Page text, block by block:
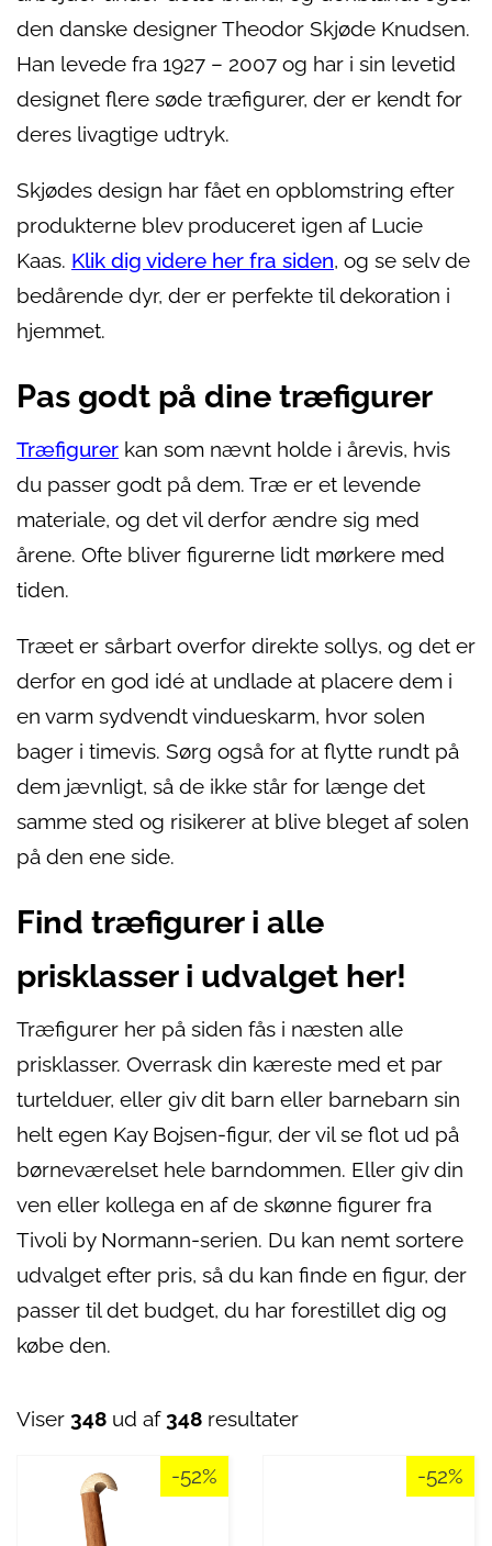
den danske designer Theodor Skjøde Knudsen.
Han levede fra 1927 – 2007 og har i sin levetid
designet flere søde træfigurer, der er kendt for
deres livagtige udtryk.
Skjødes design har fået en opblomstring efter
produkterne blev produceret igen af Lucie
Kaas. Klik dig videre her fra siden, og se selv de
bedårende dyr, der er perfekte til dekoration i
hjemmet.
Pas godt på dine træfigurer
Træfigurer kan som nævnt holde i årevis, hvis
du passer godt på dem. Træ er et levende
materiale, og det vil derfor ændre sig med
årene. Ofte bliver figurerne lidt mørkere med
tiden.
Træet er sårbart overfor direkte sollys, og det er
derfor en god idé at undlade at placere dem i
en varm sydvendt vindueskarm, hvor solen
bager i timevis. Sørg også for at flytte rundt på
dem jævnligt, så de ikke står for længe det
samme sted og risikerer at blive bleget af solen
på den ene side.
Find træfigurer i alle
prisklasser i udvalget her!
Træfigurer her på siden fås i næsten alle
prisklasser. Overrask din kæreste med et par
turtelduer, eller giv dit barn eller barnebarn sin
helt egen Kay Bojsen-figur, der vil se flot ud på
børneværelset hele barndommen. Eller giv din
ven eller kollega en af de skønne figurer fra
Tivoli by Normann-serien. Du kan nemt sortere
udvalget efter pris, så du kan finde en figur, der
passer til det budget, du har forestillet dig og
købe den.
Viser 348 ud af 348 resultater
-52% -52%